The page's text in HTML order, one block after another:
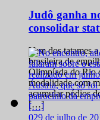
Judô ganha
consolidar
Vem dos tatames
brasileira de
Olimpíada do Rio
modalidade com
acumular pódios
[…]
029 de julho de